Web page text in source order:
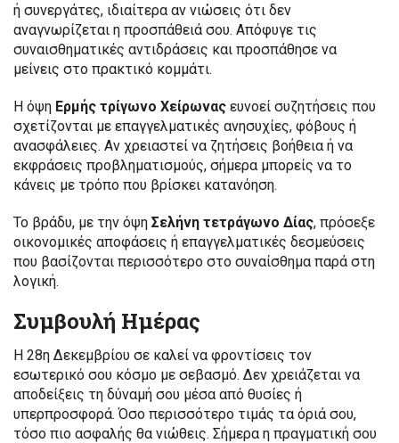
ή συνεργάτες, ιδιαίτερα αν νιώσεις ότι δεν
αναγνωρίζεται η προσπάθειά σου. Απόφυγε τις
συναισθηματικές αντιδράσεις και προσπάθησε να
μείνεις στο πρακτικό κομμάτι.
Η όψη Ερμής τρίγωνο Χείρωνας ευνοεί συζητήσεις που
σχετίζονται με επαγγελματικές ανησυχίες, φόβους ή
ανασφάλειες. Αν χρειαστεί να ζητήσεις βοήθεια ή να
εκφράσεις προβληματισμούς, σήμερα μπορείς να το
κάνεις με τρόπο που βρίσκει κατανόηση.
Το βράδυ, με την όψη Σελήνη τετράγωνο Δίας, πρόσεξε
οικονομικές αποφάσεις ή επαγγελματικές δεσμεύσεις
που βασίζονται περισσότερο στο συναίσθημα παρά στη
λογική.
Συμβουλή Ημέρας
Η 28η Δεκεμβρίου σε καλεί να φροντίσεις τον
εσωτερικό σου κόσμο με σεβασμό. Δεν χρειάζεται να
αποδείξεις τη δύναμή σου μέσα από θυσίες ή
υπερπροσφορά. Όσο περισσότερο τιμάς τα όριά σου,
τόσο πιο ασφαλής θα νιώθεις. Σήμερα η πραγματική σου